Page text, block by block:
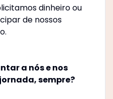
dinheiro ou
de nossos
a nós e nos
sempre?